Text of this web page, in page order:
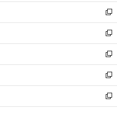
く
ウ
で
開
く
ン
ド
ウ
で
開
く
ウ
ィ
ン
ド
ウ
で
開
く
新
し
い
ウ
ィ
ン
ド
ウ
で
開
新
し
い
ウ
ィ
ン
ド
ウ
新
し
い
ウ
ィ
ン
新
し
い
ウ
新
し